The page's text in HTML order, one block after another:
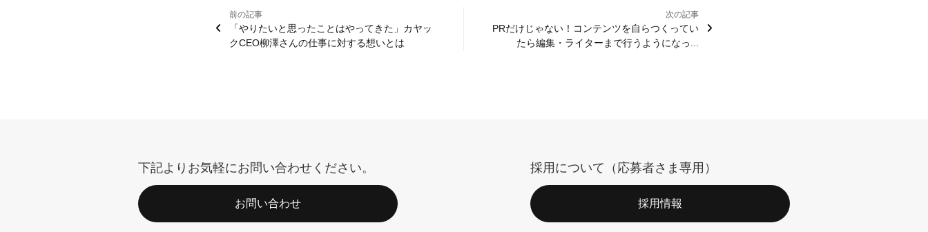
前の記事
「やりたいと思ったことはやってきた」カヤッ
クCEO柳澤さんの仕事に対する想いとは
次の記事
PRだけじゃない！コンテンツを自らつくってい
たら編集・ライターまで行うようになっ...
下記よりお気軽にお問い合わせください。
お問い合わせ
採用について（応募者さま専用）
採用情報